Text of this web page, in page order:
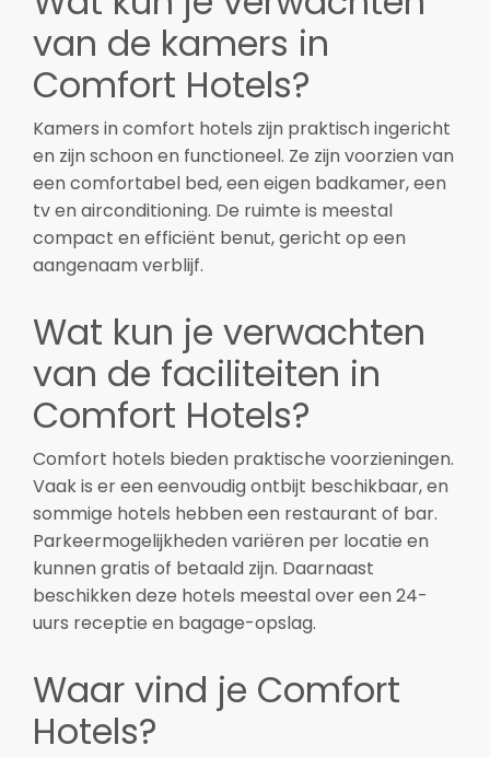
van de kamers in
Comfort Hotels?
Kamers in comfort hotels zijn praktisch ingericht
en zijn schoon en functioneel. Ze zijn voorzien van
een comfortabel bed, een eigen badkamer, een
tv en airconditioning. De ruimte is meestal
compact en efficiënt benut, gericht op een
aangenaam verblijf.
Wat kun je verwachten
van de faciliteiten in
Comfort Hotels?
Comfort hotels bieden praktische voorzieningen.
Vaak is er een eenvoudig ontbijt beschikbaar, en
sommige hotels hebben een restaurant of bar.
Parkeermogelijkheden variëren per locatie en
kunnen gratis of betaald zijn. Daarnaast
beschikken deze hotels meestal over een 24-
uurs receptie en bagage-opslag.
Waar vind je Comfort
Hotels?